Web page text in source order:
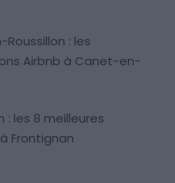
: les
Airbnb à Canet-en-
: les 8 meilleures
Frontignan